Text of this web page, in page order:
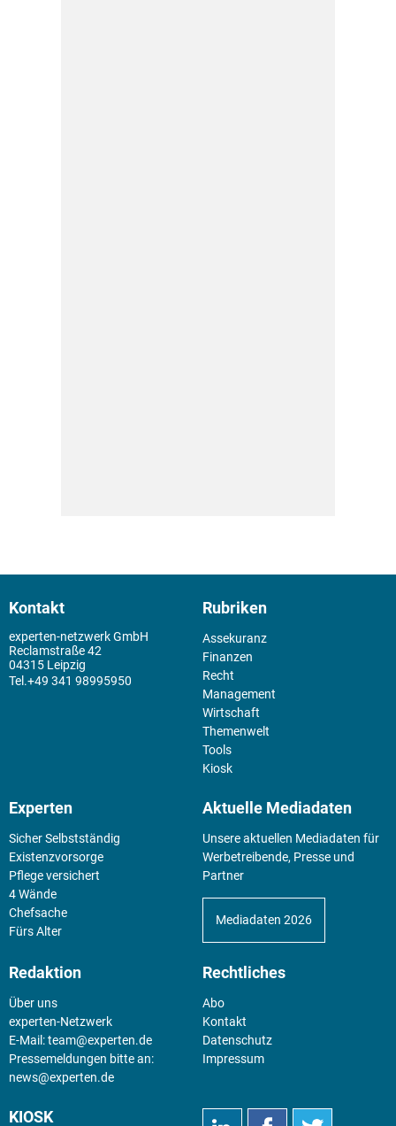
Kontakt
experten-netzwerk GmbH
Reclamstraße 42
04315 Leipzig
+49 341 98995950
Rubriken
Assekuranz
Finanzen
Recht
Management
Wirtschaft
Themenwelt
Tools
Kiosk
Experten
Sicher Selbstständig
Existenz­vorsorge
Pflege versichert
4 Wände
Chefsache
Fürs Alter
Aktuelle Mediadaten
Unsere aktuellen Mediadaten für
Werbetreibende, Presse und
Partner
Mediadaten 2026
Redaktion
Über uns
experten-Netzwerk
E-Mail:team@experten.de
Pressemeldungen bitte an:
news@experten.de
Rechtliches
Abo
Kontakt
Datenschutz
Impressum
KIOSK